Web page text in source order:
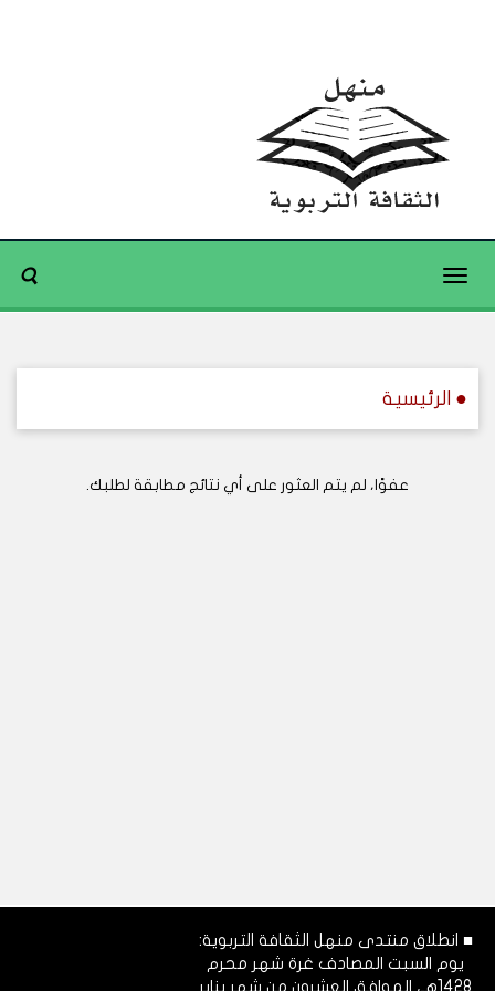
Toggle
● الرئيسية
عفوًا، لم يتم العثور على أي نتائج مطابقة لطلبك.
■ انطلاق منتدى منهل الثقافة التربوية:
يوم السبت المصادف غرة شهر محرم
1428هـ، الموافق العشرون من شهر يناير